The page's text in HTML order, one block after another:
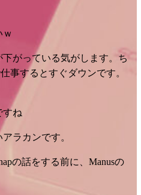
がっている気がします。ち
事するとすぐダウンです。
すね
ラカンです。
の話をする前に、Manusの